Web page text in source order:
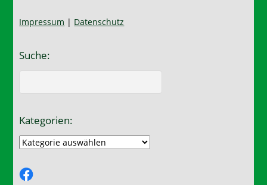
Impressum | Datenschutz
Suche:
Kategorien:
Kategorien:
Facebook